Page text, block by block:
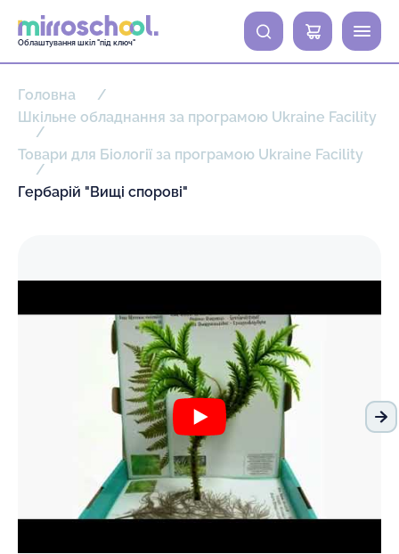
Облаштування шкіл "під ключ"
0
Головна
Шкільне обладнання за програмою Ukraine Facility
Товари для Біології за програмою Ukraine Facility
Гербарій "Вищі спорові"